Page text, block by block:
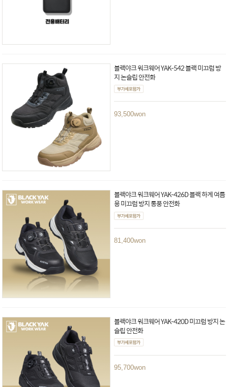
블랙야크 워크웨어 YAK-542 블랙 미끄럼 방
지 논슬립 안전화
93,500won
블랙야크 워크웨어 YAK-426D 블랙 하계 여름
용 미끄럼 방지 통풍 안전화
81,400won
블랙야크 워크웨어 YAK-420D 미끄럼 방지 논
슬립 안전화
95,700won